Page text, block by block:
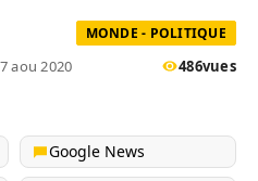
MONDE - POLITIQUE
aou 2020 486vues
Google News